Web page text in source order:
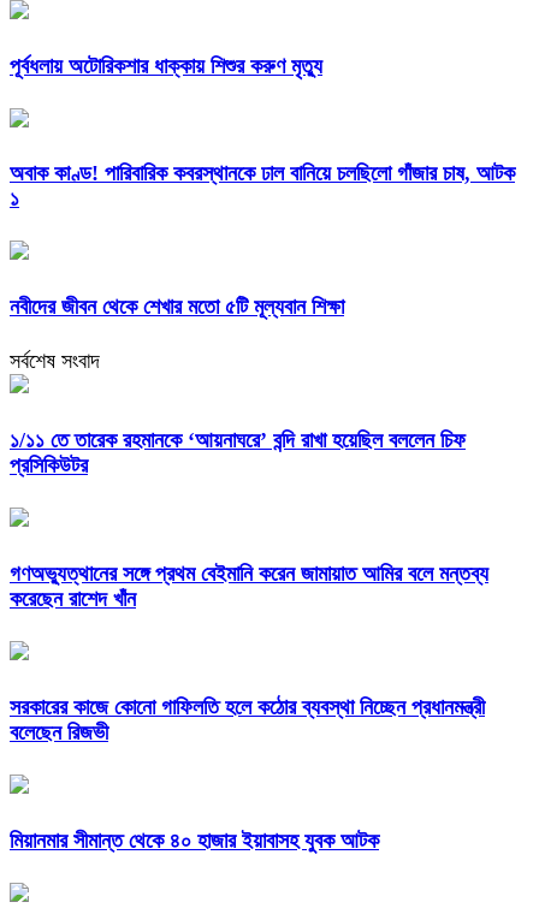
পূর্বধলায় অটোরিকশার ধাক্কায় শিশুর করুণ মৃত্যু
অবাক কাণ্ড! পারিবারিক কবরস্থানকে ঢাল বানিয়ে চলছিলো গাঁজার চাষ, আটক
১
নবীদের জীবন থেকে শেখার মতো ৫টি মূল্যবান শিক্ষা
সর্বশেষ সংবাদ
১/১১ তে তারেক রহমানকে ‘আয়নাঘরে’ বন্দি রাখা হয়েছিল বললেন চিফ
প্রসিকিউটর
গণঅভ্যুত্থানের সঙ্গে প্রথম বেইমানি করেন জামায়াত আমির বলে মন্তব্য
করেছেন রাশেদ খাঁন
সরকারের কাজে কোনো গাফিলতি হলে কঠোর ব্যবস্থা নিচ্ছেন প্রধানমন্ত্রী
বলেছেন রিজভী
মিয়ানমার সীমান্ত থেকে ৪০ হাজার ইয়াবাসহ যুবক আটক